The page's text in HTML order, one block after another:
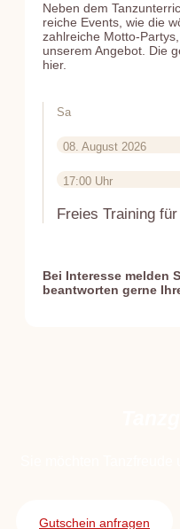
Neben dem
reiche Events, wie die
zahlreiche Motto-
unserem Angebot. Die
hier.
Sa
08. August 2026
17:00 Uhr
Freies Training
Bei Interesse melden
beantworten gerne
Gutschein anfragen